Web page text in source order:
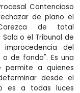
Contencioso
de plano el
de total
o el Tribunal de
del
de fondo". Es una
permite a quienes
desde el
es a todas luces